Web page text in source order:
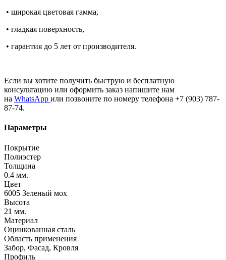
• широкая цветовая гамма,
• гладкая поверхность,
• гарантия до 5 лет от производителя.
Если вы хотите получить быструю и бесплатную
консультацию или оформить заказ напишите нам
на WhatsApp или позвоните по номеру телефона +7 (903) 787-
87-74.
Параметры
Покрытие
Полиэстер
Толщина
0.4 мм.
Цвет
6005 Зеленый мох
Высота
21 мм.
Материал
Оцинкованная сталь
Область применения
Забор, Фасад, Кровля
Профиль